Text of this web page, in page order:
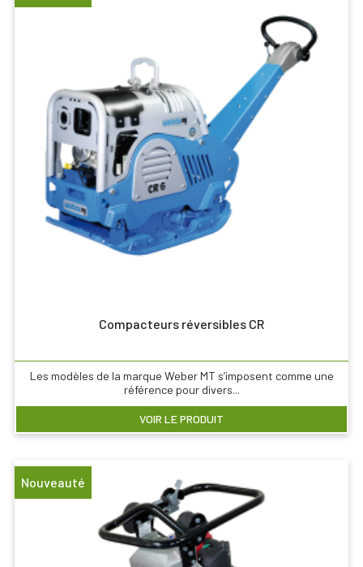
Compacteurs réversibles CR
Les modèles de la marque Weber MT s’imposent comme une
référence pour divers...
VOIR LE PRODUIT
Nouveauté